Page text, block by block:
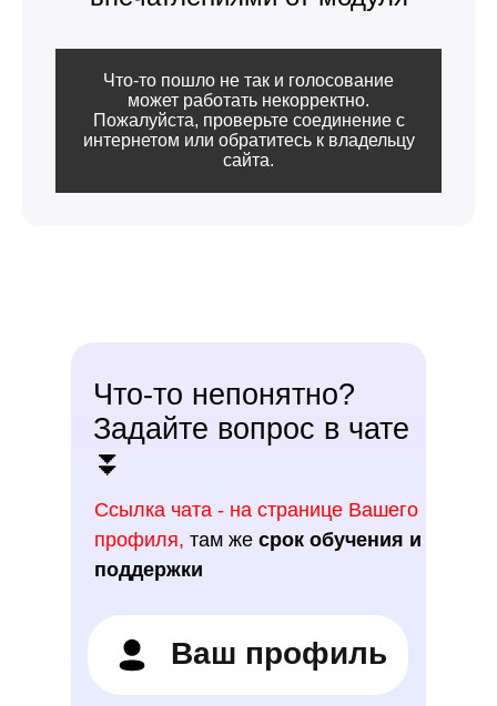
Что-то пошло не так и голосование
может работать некорректно.
Пожалуйста, проверьте соединение с
интернетом или обратитесь к владельцу
сайта.
Что-то непонятно?
Задайте вопрос в чате
⏬
Ваш профиль
Ссылка чата - на странице Вашего
профиля, там же срок обучения и
поддержки